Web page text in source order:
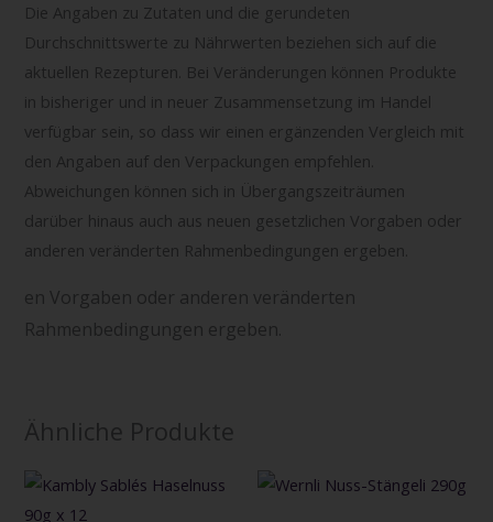
Die Angaben zu Zutaten und die gerundeten
Durchschnittswerte zu Nährwerten beziehen sich auf die
aktuellen Rezepturen. Bei Veränderungen können Produkte
in bisheriger und in neuer Zusammensetzung im Handel
verfügbar sein, so dass wir einen ergänzenden Vergleich mit
den Angaben auf den Verpackungen empfehlen.
Abweichungen können sich in Übergangszeiträumen
darüber hinaus auch aus neuen gesetzlichen Vorgaben oder
anderen veränderten Rahmenbedingungen ergeben.
en Vorgaben oder anderen veränderten
Rahmenbedingungen ergeben.
Ähnliche Produkte